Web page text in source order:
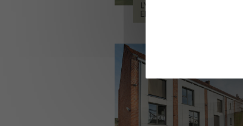
LYCÉE ALPES ET DURANCE
EMBRUN